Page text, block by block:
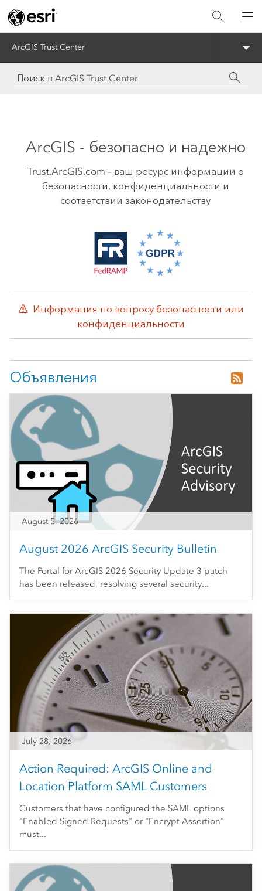
ArcGIS Trust Center
ArcGIS - безопасно и надежно
Trust.ArcGIS.com – ваш ресурс информации о
безопасности, конфиденциальности и
соответствии законодательству
Информация по вопросу безопасности или
конфиденциальности
Объявления
August 5, 2026
August 2026 ArcGIS Security Bulletin
The Portal for ArcGIS 2026 Security Update 3 patch
has been released, resolving several security...
July 28, 2026
Action Required: ArcGIS Online and
Location Platform SAML Customers
Customers that have configured the SAML options
"Enabled Signed Requests" or "Encrypt Assertion"
must...